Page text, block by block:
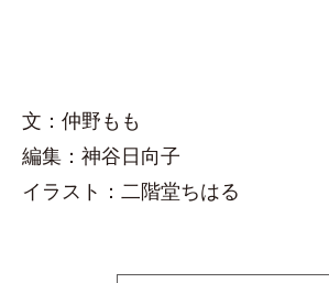
文：仲野もも
編集：神谷日向子
イラスト：二階堂ちはる